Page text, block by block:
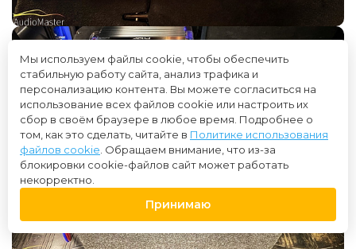
Мы используем файлы cookie, чтобы обеспечить
стабильную работу сайта, анализ трафика и
персонализацию контента. Вы можете согласиться на
использование всех файлов cookie или настроить их
сбор в своём браузере в любое время. Подробнее о
том, как это сделать, читайте в Политике использования
файлов cookie . Обращаем внимание, что из-за
блокировки cookie-файлов сайт может работать
некорректно.
Принимаю